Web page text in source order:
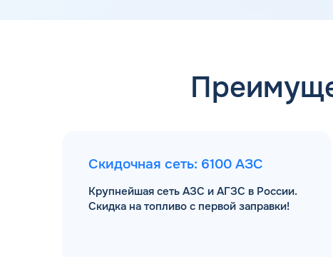
Скидочная сеть: 6100 АЗС
Крупнейшая сеть АЗС и АГЗС в России.
Скидка на топливо с первой заправки!